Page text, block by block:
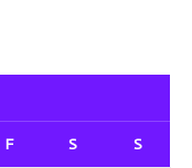
F S S